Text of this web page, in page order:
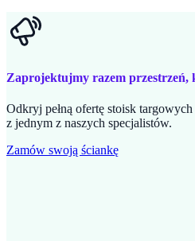
Zaprojektujmy razem przestrzeń,
Odkryj pełną ofertę stoisk
z jednym z naszych specjalistów.
Zamów swoją ściankę